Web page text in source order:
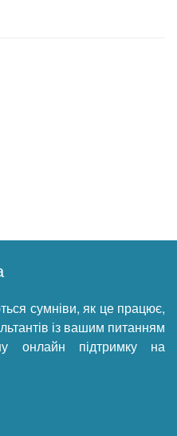
сумніви, як це працює,
із вашим питанням
онлайн підтримку на